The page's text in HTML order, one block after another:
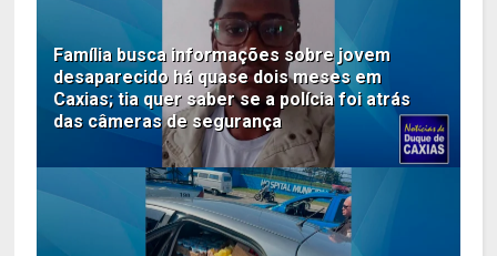
Família busca informações sobre jovem
desaparecido há quase dois meses em
Caxias; tia quer saber se a polícia foi atrás
das câmeras de segurança